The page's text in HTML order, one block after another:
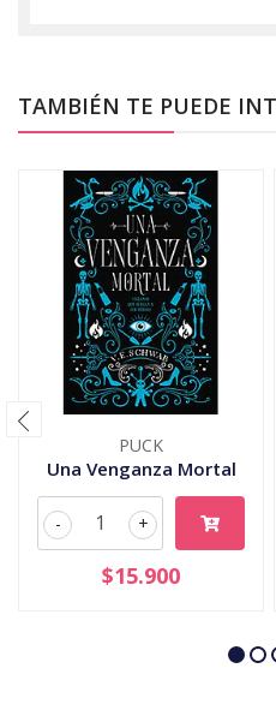
TAMBIÉN TE PUEDE
PUCK
Una Venganza Mortal
+
-
$15.900